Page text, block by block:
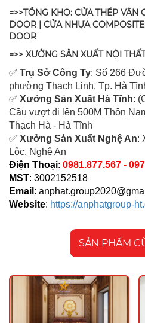
=>>TỔNG KHO: CỬA THÉP
DOOR | CỬA NHỰA
DOOR
=>> XƯỞNG SẢN XUẤT NỘI
✅ Trụ Sở Công Ty: Số 266
phường Thạch Linh, Tp. Hà
✅ Xưởng Sản Xuất Hà Tĩnh:
Cầu vượt đi lên 500M Thôn
Thạch Hà - Hà Tĩnh
✅ Xưởng Sản Xuất Nghệ An:
Lộc, Nghệ An
Điện Thoại: 0981.877.567 -
MST: 3002152518
Email :
Website: https://anphatgroup-
SẢN PHẨM